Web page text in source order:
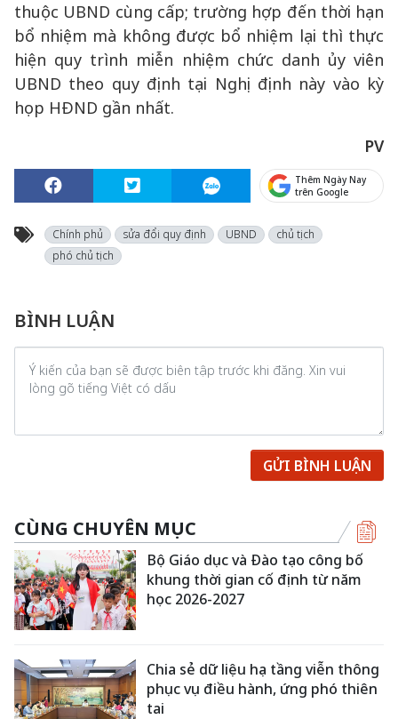
thuộc UBND cùng cấp; trường hợp đến thời hạn
bổ nhiệm mà không được bổ nhiệm lại thì thực
hiện quy trình miễn nhiệm chức danh ủy viên
UBND theo quy định tại Nghị định này vào kỳ
họp HĐND gần nhất.
PV
Thêm Ngày Nay
trên Google
Chính phủ sửa đổi quy định UBND
chủ tịch
phó chủ tịch
BÌNH LUẬN
GỬI BÌNH LUẬN
CÙNG CHUYÊN MỤC
Bộ Giáo dục và Đào tạo công bố
khung thời gian cố định từ năm
học 2026-2027
Chia sẻ dữ liệu hạ tầng viễn thông
phục vụ điều hành, ứng phó thiên
tai